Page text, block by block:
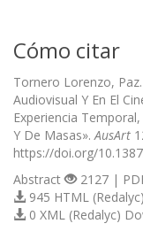
Cómo citar
Tornero Lorenzo,
Audiovisual Y En El
Experiencia
Y De Masas».AusArt
https://doi.org/
Abstract
2127 |
945 HTML
0 XML (Redalyc)